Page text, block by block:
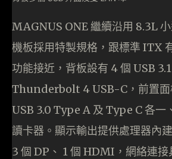
MAGNUS ONE 繼續沿用 8.3L
機板採用特製規格，跟標準 ITX
功能接近，背板設有 4 個 USB
Thunderbolt 4 USB-C，前置面
USB 3.0 Type A 及 Type C 各一
讀卡器。顯示輸出提供處理器內
3 個 DP、 1 個 HDMI，網絡連